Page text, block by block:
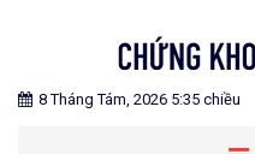
CHỨNG
Blog chia sẻ về Chứng Khoán và
8 Tháng Tám, 2026 5:35 chiều